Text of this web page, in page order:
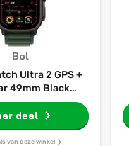
Bol
Ultra 2 GPS +
49mm Black
Case with Dark
Loop - Medium
deal
van deze winkel